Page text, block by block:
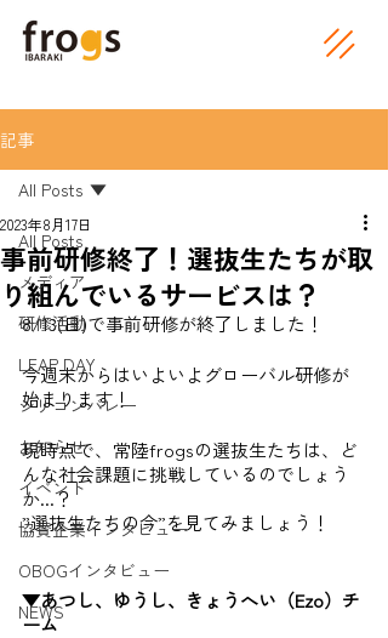
記事
All Posts
メディア
研修活動
LEAP DAY
シリコンバレー
お知らせ
イベント
協賛企業インタビュー
OBOGインタビュー
NEWS
All Posts
事前研修終了！選抜生たちが取
り組んでいるサービスは？
2023年8月17日
8/13(日)で事前研修が終了しました！
今週末からはいよいよグローバル研修が
始まります！
現時点で、常陸frogsの選抜生たちは、ど
んな社会課題に挑戦しているのでしょう
か...？
”選抜生たちの今”を見てみましょう！
▼あつし、ゆうし、きょうへい（Ezo）チ
ーム